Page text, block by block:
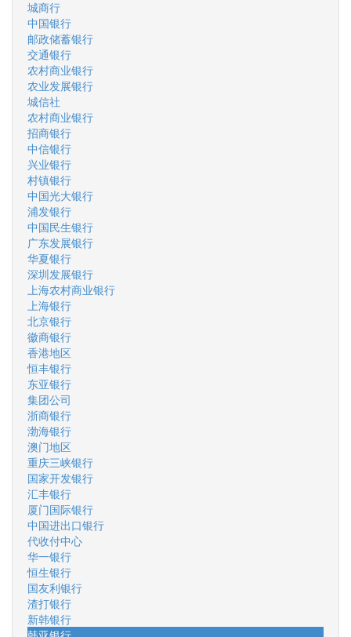
城商行
中国银行
邮政储蓄银行
交通银行
农村商业银行
农业发展银行
城信社
农村商业银行
招商银行
中信银行
兴业银行
村镇银行
中国光大银行
浦发银行
中国民生银行
广东发展银行
华夏银行
深圳发展银行
上海农村商业银行
上海银行
北京银行
徽商银行
香港地区
恒丰银行
东亚银行
集团公司
浙商银行
渤海银行
澳门地区
重庆三峡银行
国家开发银行
汇丰银行
厦门国际银行
中国进出口银行
代收付中心
华一银行
恒生银行
国友利银行
渣打银行
新韩银行